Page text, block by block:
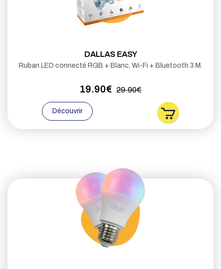
DALLAS EASY
Ruban LED connecté RGB + Blanc, Wi-Fi + Bluetooth 3 M.
19.90€ 29.90€
Découvrir